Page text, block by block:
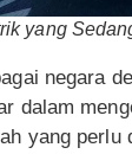
yang
negara
dalam
yang